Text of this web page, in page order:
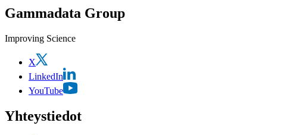
Gammadata Group
Improving Science
X
LinkedIn
YouTube
Yhteystiedot